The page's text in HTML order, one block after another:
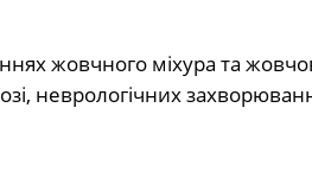
жовчного міхура та
неврологічних